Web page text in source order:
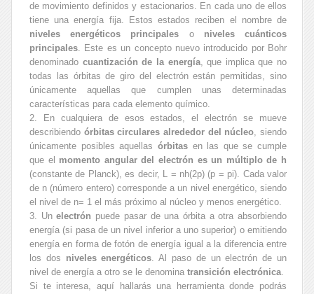
de movimiento definidos y estacionarios. En cada uno de ellos
tiene una energía fija. Estos estados reciben el nombre de
niveles energéticos principales o niveles cuánticos
principales. Este es un concepto nuevo introducido por Bohr
denominado cuantización de la energía, que implica que no
todas las órbitas de giro del electrón están permitidas, sino
únicamente aquellas que cumplen unas determinadas
características para cada elemento químico.
2. En cualquiera de esos estados, el electrón se mueve
describiendo órbitas circulares alrededor del núcleo, siendo
únicamente posibles aquellas órbitasen las que se cumple
que el momento angular del electrón es un múltiplo de h
(constante de Planck), es decir, L = nh(2p) (p = pi). Cada valor
de n (número entero) corresponde a un nivel energético, siendo
el nivel de n= 1 el más próximo al núcleo y menos energético.
3. Unelectrón puede pasar de una órbita a otra absorbiendo
energía (si pasa de un nivel inferior a uno superior) o emitiendo
energía en forma de fotón de energía igual a la diferencia entre
los dos niveles energéticos. Al paso de un electrón de un
nivel de energía a otro se le denomina transición electrónica.
Si te interesa, aquí hallarás una herramienta donde podrás